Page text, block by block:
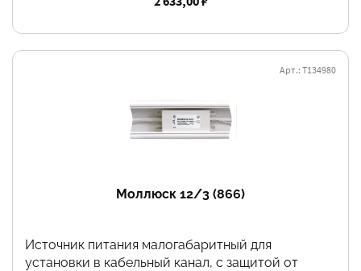
Моллюск 12/3 (866)
Арт.: Т134980
Источник питания малогабаритный для
установки в кабельный канал, с защитой от